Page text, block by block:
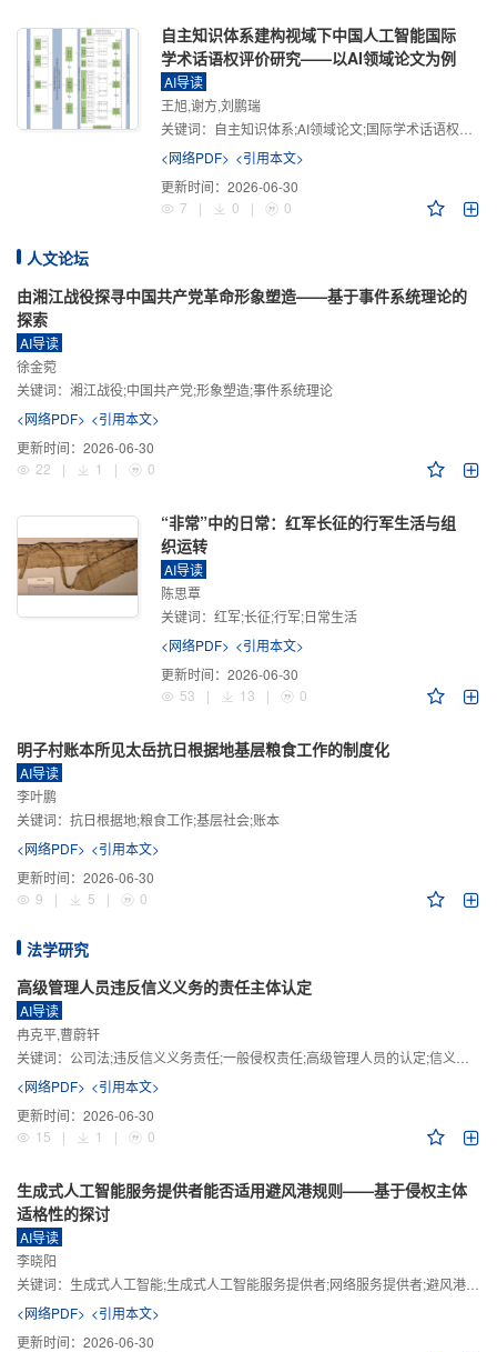
自主知识体系建构视域下中国人工智能国际
学术话语权评价研究——以AI领域论文为例
AI导读
王旭,谢方,刘鹏瑞
关键词： 自主知识体系;AI领域论文;国际学术话语权评价;学术影响力;学术感知力;学术传播力;学术引领力
<网络PDF> <引用本文>
更新时间： 2026-06-30
7
| 0 | 0
人文论坛
由湘江战役探寻中国共产党革命形象塑造——基于事件系统理论的
探索
AI导读
徐金菀
关键词： 湘江战役;中国共产党;形象塑造;事件系统理论
<网络PDF> <引用本文>
更新时间： 2026-06-30
22
| 1 | 0
“非常”中的日常：红军长征的行军生活与组
织运转
AI导读
陈思覃
关键词： 红军;长征;行军;日常生活
<网络PDF> <引用本文>
更新时间： 2026-06-30
53
| 13 | 0
明子村账本所见太岳抗日根据地基层粮食工作的制度化
AI导读
李叶鹏
关键词： 抗日根据地;粮食工作;基层社会;账本
<网络PDF> <引用本文>
更新时间： 2026-06-30
9
| 5 | 0
法学研究
高级管理人员违反信义义务的责任主体认定
AI导读
冉克平,曹蔚轩
关键词： 公司法;违反信义义务责任;一般侵权责任;高级管理人员的认定;信义义务
<网络PDF> <引用本文>
更新时间： 2026-06-30
15
| 1 | 0
生成式人工智能服务提供者能否适用避风港规则——基于侵权主体
适格性的探讨
AI导读
李晓阳
关键词： 生成式人工智能;生成式人工智能服务提供者;网络服务提供者;避风港规则;版权责任
<网络PDF> <引用本文>
更新时间： 2026-06-30